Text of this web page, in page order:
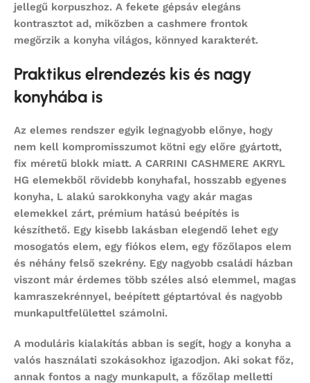
jellegű korpuszhoz. A fekete gépsáv elegáns
kontrasztot ad, miközben a cashmere frontok
megőrzik a konyha világos, könnyed karakterét.
Praktikus elrendezés kis és nagy
konyhába is
Az elemes rendszer egyik legnagyobb előnye, hogy
nem kell kompromisszumot kötni egy előre gyártott,
fix méretű blokk miatt. A CARRINI CASHMERE AKRYL
HG elemekből rövidebb konyhafal, hosszabb egyenes
konyha, L alakú sarokkonyha vagy akár magas
elemekkel zárt, prémium hatású beépítés is
készíthető. Egy kisebb lakásban elegendő lehet egy
mosogatós elem, egy fiókos elem, egy főzőlapos elem
és néhány felső szekrény. Egy nagyobb családi házban
viszont már érdemes több széles alsó elemmel, magas
kamraszekrénnyel, beépített géptartóval és nagyobb
munkapultfelülettel számolni.
A moduláris kialakítás abban is segít, hogy a konyha a
valós használati szokásokhoz igazodjon. Aki sokat főz,
annak fontos a nagy munkapult, a főzőlap melletti